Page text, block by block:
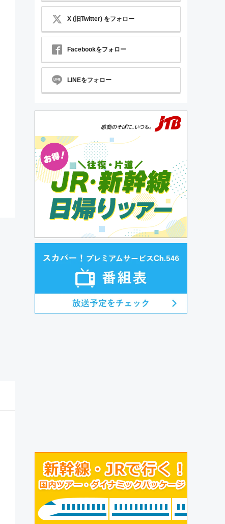
X (旧Twitter) をフォロー
Facebookをフォロー
LINEをフォロー